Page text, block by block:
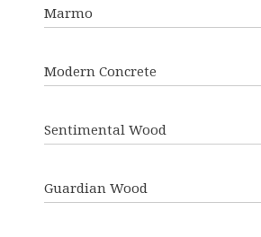
Marmo
Modern Concrete
Sentimental Wood
Guardian Wood